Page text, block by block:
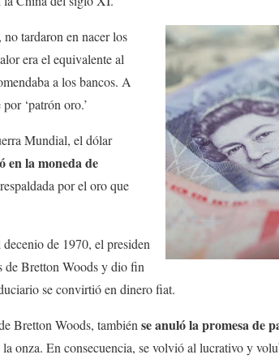
tardaron en nacer los
era el equivalente al
a los bancos. A
‘patrón oro.’
Mundial, el dólar
en la moneda de
por el oro que
de 1970, el presiden
de Bretton Woods y dio fin
se convirtió en dinero fiat.
Bretton Woods, también se anuló la promesa de
onza. En consecuencia, se volvió al lucrativo y